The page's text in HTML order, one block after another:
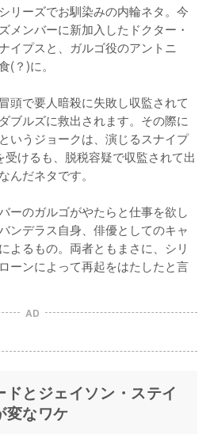
リーズでお馴染みの内輪ネタ。今
メンバーに新加入したドクター・
イプスと、ガルゴ役のアントニ
(？)に。
頭で要人暗殺に失敗し収監されて
ブルズに救出されます。その際に
いうジョークは、演じるスナイプ
けるも、脱税容疑で収監されて出
んだネタです。
ーのガルゴがやたらと仕事を欲し
ンデラス自身、俳優としてのキャ
よるもの。両者ともまさに、シリ
ーンによって再起をはたしたと言
AD
とジェイソン・ステイ
変なワケ